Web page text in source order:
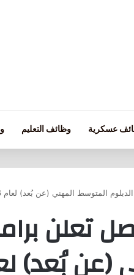
عسكرية وظائف التعليم
المتوسط المهني (عن بُعد) لعام 2026م
تعلن
بُعد) لعام